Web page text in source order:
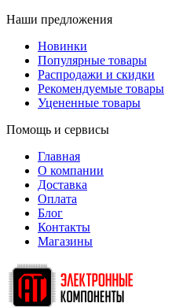
Наши предложения
Новинки
Популярные товары
Распродажи и скидки
Рекомендуемые товары
Уцененные товары
Помощь и сервисы
Главная
О компании
Доставка
Оплата
Блог
Контакты
Магазины